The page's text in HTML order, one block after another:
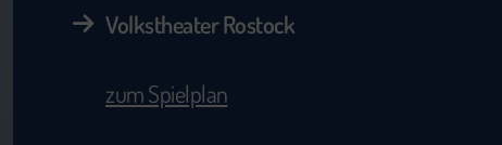
Volkstheater Rostock
zum Spielplan